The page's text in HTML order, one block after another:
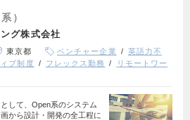
）
グ株式会社
東京都 ベンチャー企業
英語力不
ブ制度 フレックス勤務
リモートワー
して、Open系のシステム
から設計・開発の全工程に